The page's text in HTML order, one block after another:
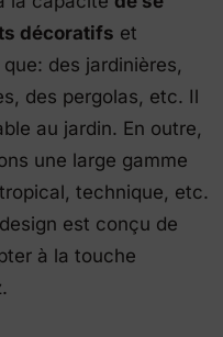
décoratifs et
des jardinières,
des pergolas, etc. Il
au jardin. En outre,
une large gamme
technique, etc.
est conçu de
à la touche